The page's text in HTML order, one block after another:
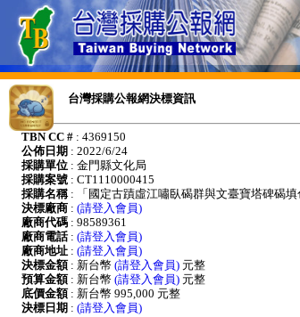
台灣採購公報網決標資訊
TBN CC # : 4369150
公佈日期 : 2022/6/24
採購單位 : 金門縣文化局
採購案號 : CT1110000415
採購名稱: 「國定古蹟虛江嘯臥碣群與文臺寶塔碑碣填
決標廠商 : (請登入會員)
廠商代碼 : 98589361
廠商電話: (請登入會員)
廠商地址 : (請登入會員)
決標金額: 新台幣 (請登入會員) 元整
預算金額: 新台幣 (請登入會員) 元整
底價金額: 新台幣 995,000 元整
決標日期 : (請登入會員)